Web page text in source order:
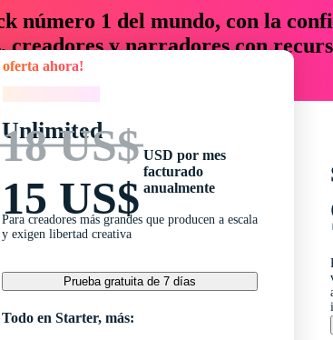
número 1 del mundo, con la
creadores y narradores con
76 % en tiempo y presupuesto.
ahora!
Unlimited
18 US$
15 US$
USD por mes
facturado
anualmente
Para creadores más grandes que producen a escala
y exigen libertad creativa
Prueba gratuita de 7 días
Todo en Starter, más: